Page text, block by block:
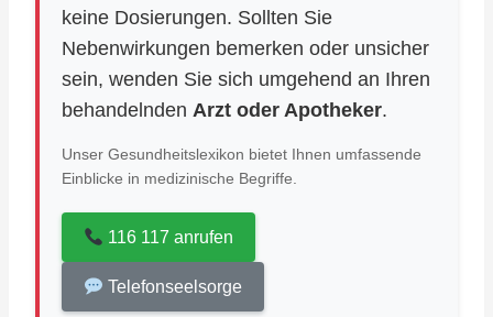
keine Dosierungen. Sollten Sie
Nebenwirkungen bemerken oder unsicher
sein, wenden Sie sich umgehend an Ihren
behandelnden Arzt oder Apotheker.
Unser Gesundheitslexikon bietet Ihnen umfassende
Einblicke in medizinische Begriffe.
116 117 anrufen
Telefonseelsorge